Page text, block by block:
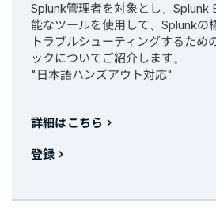
Splunk管理者を対象とし、Splunk
能なツールを使用して、Splunkの
トラブルシューティングするため
ックについてご紹介します。
"日本語ハンズアウト対応"
詳細はこちら
登録